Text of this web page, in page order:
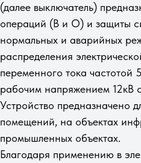
(далее выключатель)
операций (В и О) и защиты
нормальных и аварийных
распределения
переменного тока
рабочим напряжением 12кВ
Устройство предназначено
помещений, на объектах
промышленных объектах.
Благодаря применению в